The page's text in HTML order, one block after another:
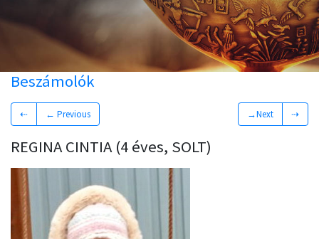
Beszámolók
⇠ ← Previous →Next ⇢
REGINA CINTIA (4 éves, SOLT)